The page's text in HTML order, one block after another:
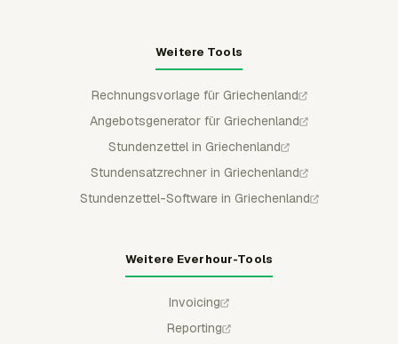
Weitere Tools
Rechnungsvorlage für Griechenland
Angebotsgenerator für Griechenland
Stundenzettel in Griechenland
Stundensatzrechner in Griechenland
Stundenzettel-Software in Griechenland
Weitere Everhour-Tools
Invoicing
Reporting